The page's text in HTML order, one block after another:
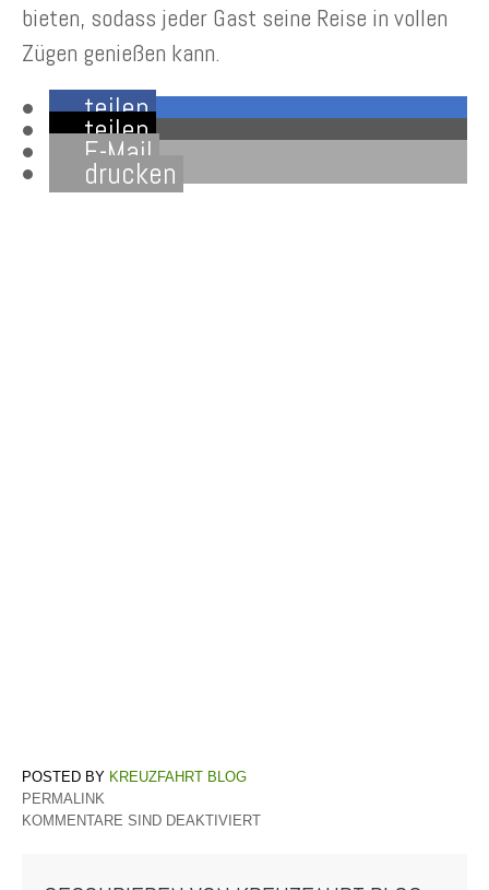
bieten, sodass jeder Gast seine Reise in vollen
Zügen genießen kann.
teilen
teilen
E-Mail
drucken
KREUZFAHRT BLOG
PERMALINK
KOMMENTARE SIND DEAKTIVIERT